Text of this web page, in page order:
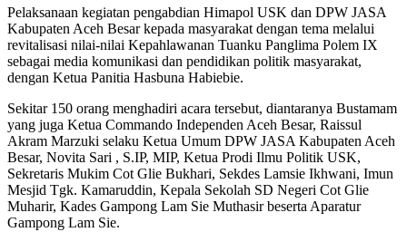
Pelaksanaan kegiatan pengabdian Himapol USK dan DPW JASA
Kabupaten Aceh Besar kepada masyarakat dengan tema melalui
revitalisasi nilai-nilai Kepahlawanan Tuanku Panglima Polem IX
sebagai media komunikasi dan pendidikan politik masyarakat,
dengan Ketua Panitia Hasbuna Habiebie.
Sekitar 150 orang menghadiri acara tersebut, diantaranya Bustamam
yang juga Ketua Commando Independen Aceh Besar, Raissul
Akram Marzuki selaku Ketua Umum DPW JASA Kabupaten Aceh
Besar, Novita Sari , S.IP, MIP, Ketua Prodi Ilmu Politik USK,
Sekretaris Mukim Cot Glie Bukhari, Sekdes Lamsie Ikhwani, ⁠Imun
Mesjid Tgk. Kamaruddin, ⁠Kepala Sekolah SD Negeri Cot Glie
Muharir, Kades Gampong Lam Sie Muthasir beserta Aparatur
Gampong Lam Sie.